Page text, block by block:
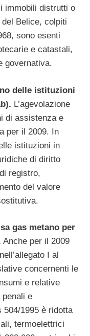
immobili distrutti o
Belice, colpiti
sono esenti
e catastali,
governativa.
delle istituzioni
L’agevolazione
di assistenza e
per il 2009. In
istituzioni in
di diritto
registro,
del valore
gas metano per
Anche per il 2009
I al
concernenti le
e relative
e
504/1995 è ridotta
termoelettrici